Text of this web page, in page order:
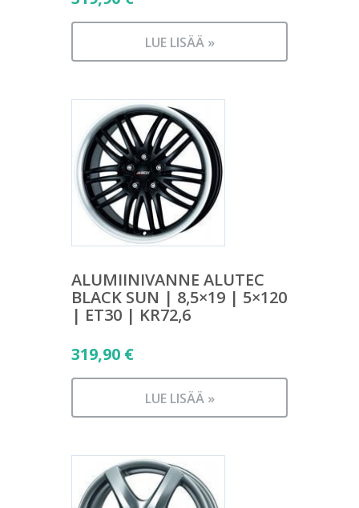
LUE LISÄÄ »
ALUMIINIVANNE ALUTEC
BLACK SUN | 8,5×19 | 5×120
| ET30 | KR72,6
319,90 €
LUE LISÄÄ »